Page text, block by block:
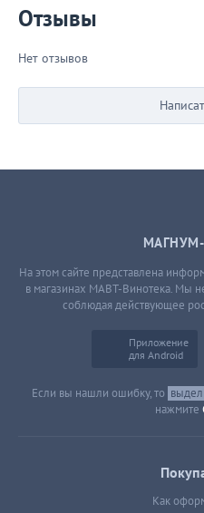
Отзывы
Нет отзывов
МАГНУМ-
На этом сайте представлена
в магазинах МАВТ-Винотека. Мы
соблюдая действующее
Приложение
для Android
Если вы нашли ошибку, то
нажмите
Как